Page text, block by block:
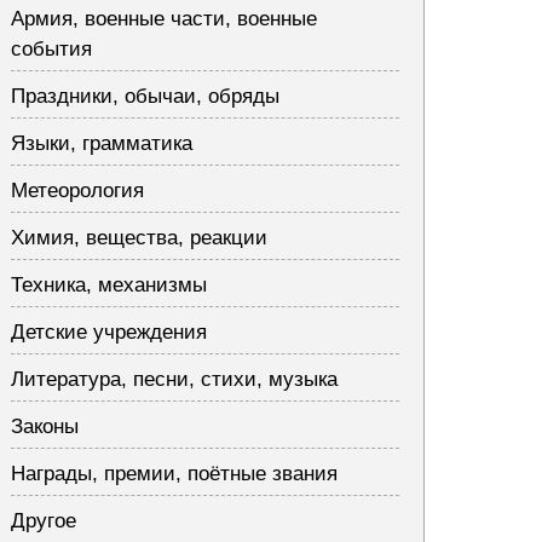
Армия, военные части, военные
события
Праздники, обычаи, обряды
Языки, грамматика
Метеорология
Химия, вещества, реакции
Техника, механизмы
Детские учреждения
Литература, песни, стихи, музыка
Законы
Награды, премии, поётные звания
Другое